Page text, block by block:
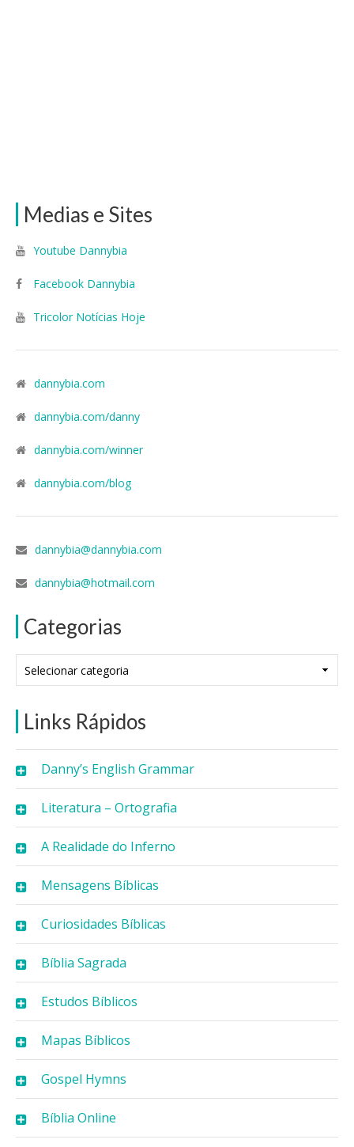
Medias e Sites
Youtube Dannybia
Facebook Dannybia
Tricolor Notícias Hoje
dannybia.com
dannybia.com/danny
dannybia.com/winner
dannybia.com/blog
dannybia@dannybia.com
dannybia@hotmail.com
Categorias
Links Rápidos
Danny’s English Grammar
Literatura – Ortografia
A Realidade do Inferno
Mensagens Bíblicas
Curiosidades Bíblicas
Bíblia Sagrada
Estudos Bíblicos
Mapas Bíblicos
Gospel Hymns
Bíblia Online